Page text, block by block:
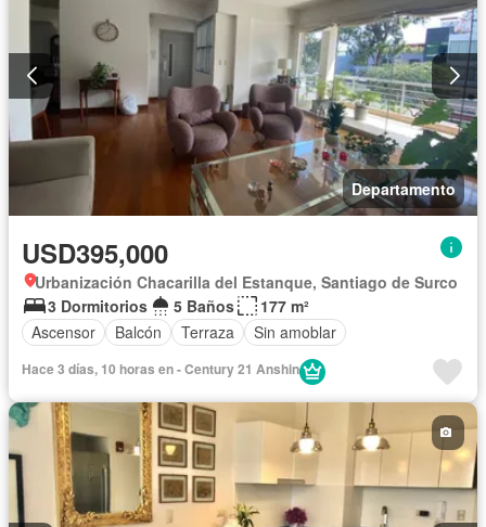
Departamento
USD395,000
Urbanización Chacarilla del Estanque, Santiago de Surco
3 Dormitorios
5 Baños
177 m²
Ascensor
Balcón Terraza Sin amoblar
Hace 3 días, 10 horas en - Century 21 Anshin